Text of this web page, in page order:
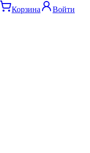
Корзина Войти